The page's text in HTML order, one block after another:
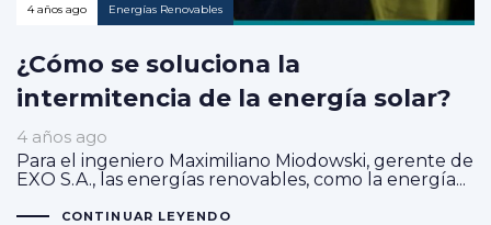
4 años ago Energías Renovables
¿Cómo se soluciona la
intermitencia de la energía solar?
4 años ago
Para el ingeniero Maximiliano Miodowski, gerente de
EXO S.A., las energías renovables, como la energía...
CONTINUAR LEYENDO